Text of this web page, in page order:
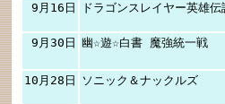
9月16日 ドラゴンスレイヤー英雄伝
9月30日 幽☆遊☆白書 魔強統一戦
10月28日 ソニック＆ナックルズ